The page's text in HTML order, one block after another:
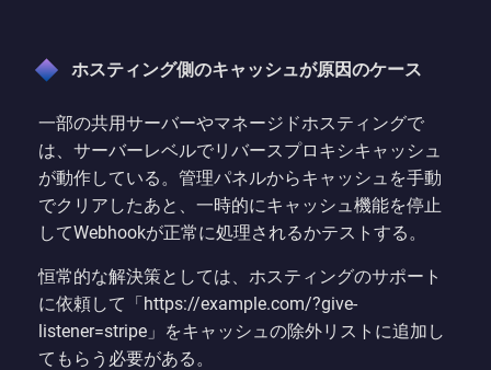
ホスティング側のキャッシュが原因のケース
一部の共用サーバーやマネージドホスティングで
は、サーバーレベルでリバースプロキシキャッシュ
が動作している。管理パネルからキャッシュを手動
でクリアしたあと、一時的にキャッシュ機能を停止
してWebhookが正常に処理されるかテストする。
恒常的な解決策としては、ホスティングのサポート
に依頼して「https://example.com/?give-
listener=stripe」をキャッシュの除外リストに追加し
てもらう必要がある。